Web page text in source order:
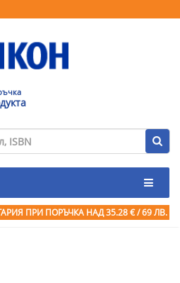
ПРИ ПОРЪЧКА НАД 35.28 € / 69 ЛВ.